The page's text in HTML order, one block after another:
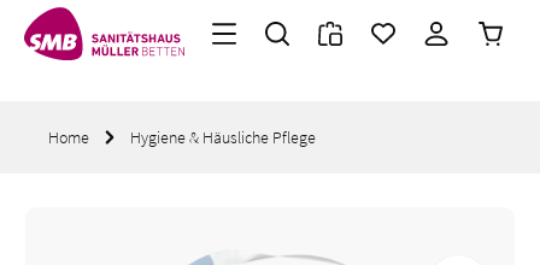
Zum Hauptinhalt springen
Home Hygiene & Häusliche Pflege